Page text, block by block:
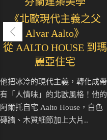
《北歐現代主義之父
Alvar Aalto》
從 AALTO HOUSE 到瑪
麗亞住宅
他把冰冷的現代主義，轉化成帶
有「人情味」的北歐風格！他的
阿爾托自宅 Aalto House，白色
磚牆、木質細節加上大片..